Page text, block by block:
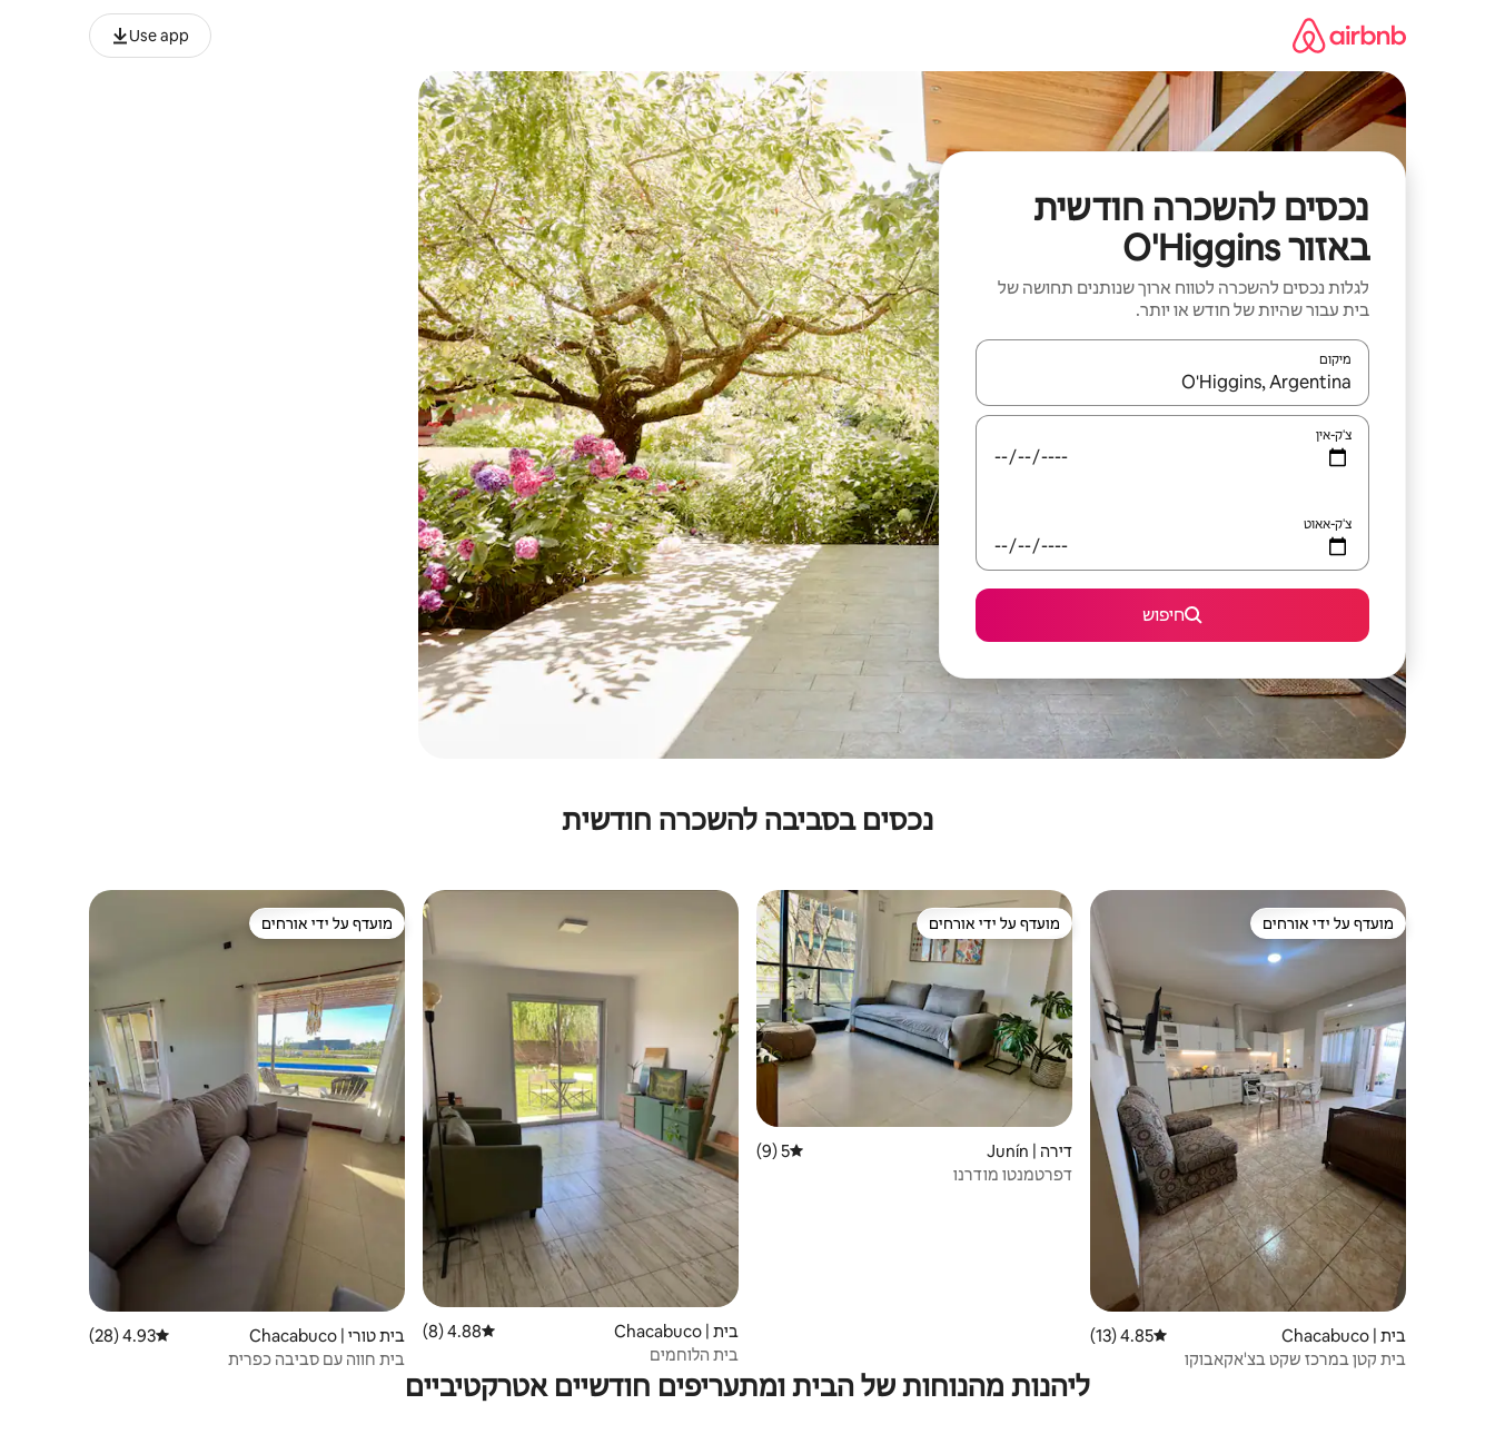
Use app
נכסים להשכרה חודשית
באזור O'Higgins
לגלות נכסים להשכרה לטווח ארוך שנותנים תחושה של
בית עבור שהיות של חודש או יותר.
מיקום
כאשר התוצאות יהיו זמינות, יש לנווט עם מקשי החיצים למעלה ולמטה או לעיין בעזרת תנועות מגע או החלקה.
צ'ק-אין
צ'ק-אאוט
חיפוש
נכסים בסביבה להשכרה חודשית
מועדף על ידי אורחים
מועדף על ידי אורחים
בית | Chacabuco דירוג ממוצע של 4.85 מתוך 5, 13 ביקורות
4.85 (13)
בית קטן במרכז שקט בצ'אקאבוקו
מועדף על ידי אורחים
מועדף על ידי אורחים
דירה | Junín דירוג ממוצע של 5 מתוך 5, 9 ביקורות
5 (9)
דפרטמנטו מודרנו
בית | Chacabuco דירוג ממוצע של 4.88 מתוך 5, 8 ביקורות
4.88 (8)
בית הלוחמים
מועדף על ידי אורחים
מועדף על ידי אורחים
בית טורי | Chacabuco דירוג ממוצע של 4.93 מתוך 5, 28 ביקורות
4.93 (28)
בית חווה עם סביבה כפרית
ליהנות מהנוחות של הבית ומתעריפים חודשיים אטרקטיביים